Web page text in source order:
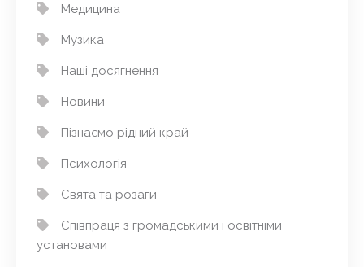
Медицина
Музика
Наші досягнення
Новини
Пізнаємо рідний край
Психологія
Свята та розаги
Співпраця з громадськими і освітніми
установами